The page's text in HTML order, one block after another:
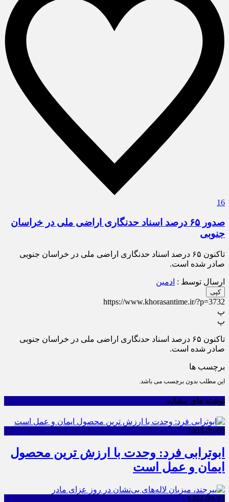
16
صدور ۶۵ درصد اسناد حدنگاری اراضی ملی در خراسان
جنوبی
تاکنون ۶۵ درصد اسناد حدنگاری اراضی ملی در خراسان جنوبی
صادر شده است.
ارسال توسط : ادمین
کپی
https://www.khorasantime.ir/?p=3732
پ
پ
تاکنون ۶۵ درصد اسناد حدنگاری اراضی ملی در خراسان جنوبی
صادر شده است.
برچسب ها
این مطلب بدون برچسب می باشد.
نوشته های مشابه
1404-09-09
ابوترابی فرد: وحدت با ارزش ترین محصول
ایمان و عمل است
1404-09-03